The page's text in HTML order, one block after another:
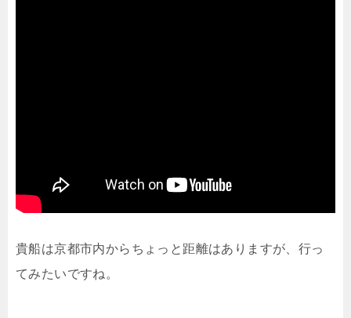
貴船は京都市内からちょっと距離はありますが、行っ
てみたいですね。